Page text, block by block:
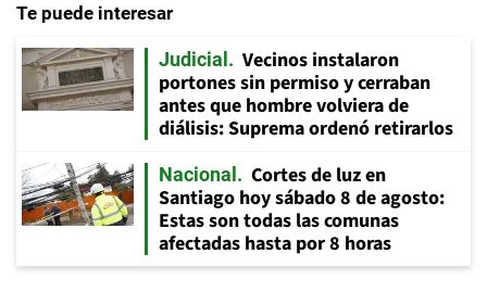
Te puede interesar
Judicial
Vecinos instalaron
portones sin permiso y cerraban
antes que hombre volviera de
diálisis: Suprema ordenó retirarlos
Nacional
Cortes de luz en
Santiago hoy sábado 8 de agosto:
Estas son todas las comunas
afectadas hasta por 8 horas